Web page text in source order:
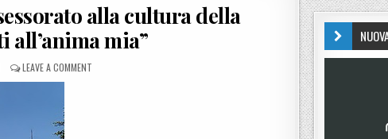
alla cultura della
all’anima mia”
LEAVE A COMMENTON REGGIO CALABRIA, IL CIS CALABRIA E L’ASSESSORATO ALLA CULTURA